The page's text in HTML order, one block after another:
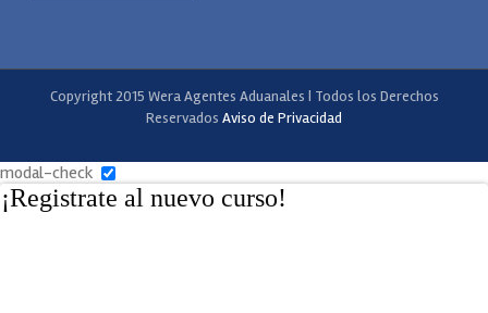
Copyright 2015 Wera Agentes Aduanales | Todos los Derechos
Reservados Aviso de Privacidad
modal-check
¡Registrate al nuevo curso!